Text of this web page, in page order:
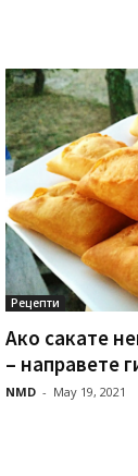
Рецепти
Ако сакате
– направете
NMD - May 19, 2021